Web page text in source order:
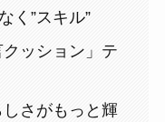
く”スキル”
ッション」テ
さがもっと輝